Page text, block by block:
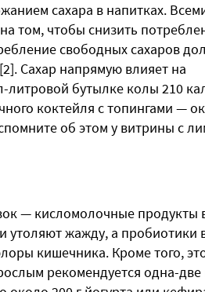
сахара в напитках.
том, чтобы снизить
свободных сахаров
Сахар напрямую влияет на
литровой бутылке колы 210
коктейля с топингами —
об этом у витрины с
— кисломолочные продукты
жажду, а пробиотики
кишечника. Кроме того,
рекомендуется одна-